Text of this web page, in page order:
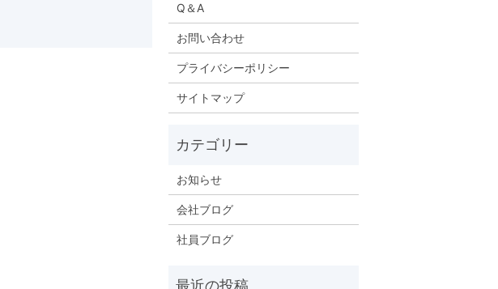
Q＆A
お問い合わせ
プライバシーポリシー
サイトマップ
お知らせ
会社ブログ
社員ブログ